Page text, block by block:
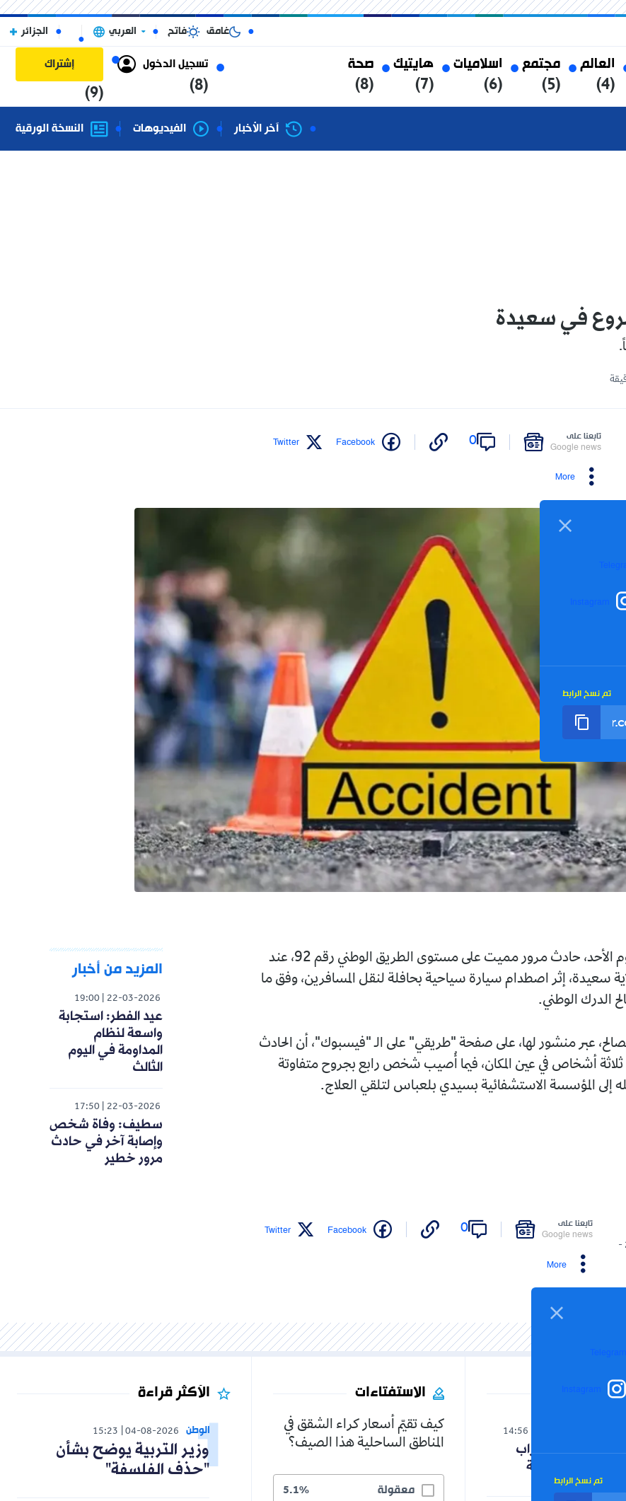
العالم
(4)
مجتمع
(5)
اسلاميات
(6)
هايتيك
(7)
صحة
(8)
تسجيل الدخول
(8)
إشتراك
(9)
غامق فاتح العربي الجزائر
آخر الأخبار الفيديوهات النسخة الورقية
في سعيدة
تابعنا على
Google news
0
Facebook
Twitter
More
Instagram
تم نسخ الرابط
وقع مساء اليوم الأحد، حادث مرور مميت على مستوى الطريق الوطني رقم 92، عند
سعيدة، إثر اصطدام سيارة سياحية بحافلة لنقل المسافرين، وفق ما
الدرك الوطني.
عبر منشور لها، على صفحة "طريقي" على الـ "فيسبوك"، أن الحادث
أشخاص في عين المكان، فيما أُصيب شخص رابع بجروح متفاوتة
إلى المؤسسة الاستشفائية بسيدي بلعباس لتلقي العلاج.
المزيد من أخبار
22-03-2026
19:00
عيد الفطر: استجابة
واسعة لنظام
المداومة في اليوم
الثالث
22-03-2026
17:50
سطيف: وفاة شخص
وإصابة آخر في حادث
مرور خطير
22/03/2026 -
تابعنا على
Google news
0
Facebook
Twitter
More
Telegram
Instagram
تم نسخ الرابط
14:56
هذه مطالب الأحزاب
لرئيس الجمهورية
الاستفتاءات
كيف تقيّم أسعار كراء الشقق في
المناطق الساحلية هذا الصيف؟
معقولة 5.1%
الأكثر قراءة
الوطن 04-08-2026
15:23
وزير التربية يوضح بشأن
"حذف الفلسفة"